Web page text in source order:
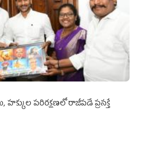
హక్కుల పరిరక్షణలో రాజీపడే ప్రసక్తే